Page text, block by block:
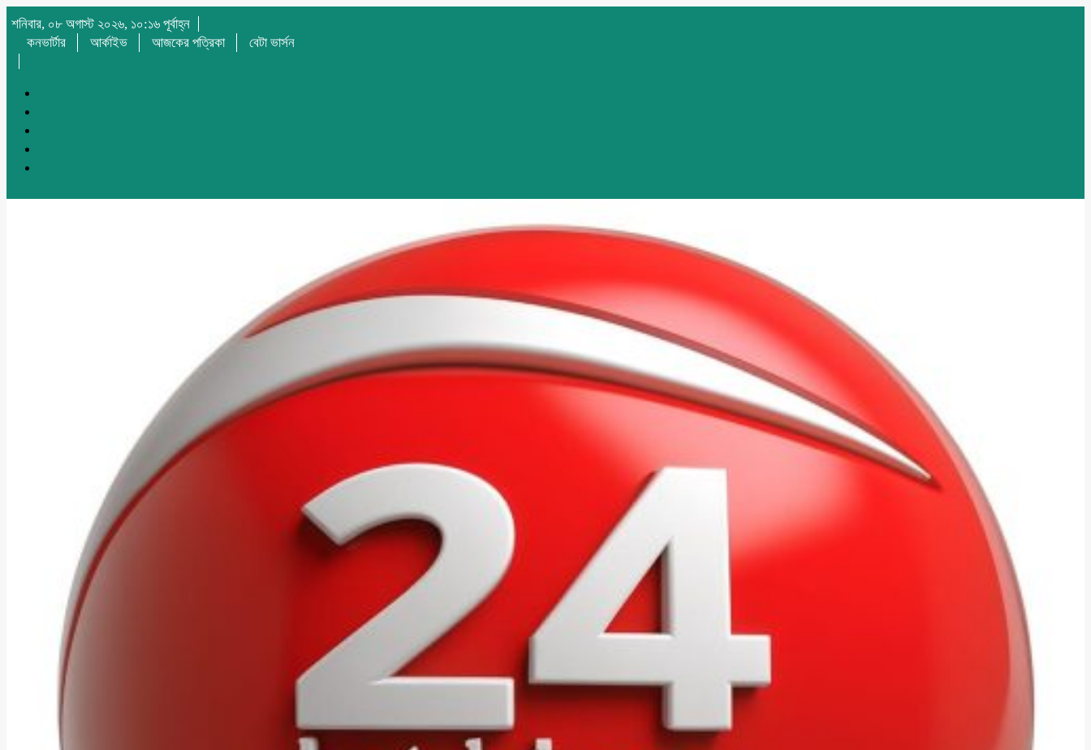
শনিবার, ০৮ অগাস্ট ২০২৬, ১০:১৬ পূর্বাহ্ন
কনভার্টার
আর্কাইভ আজকের পত্রিকা বেটা ভার্সন